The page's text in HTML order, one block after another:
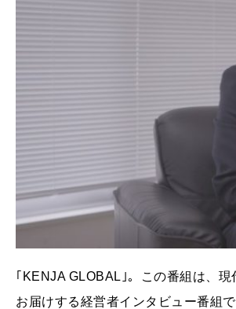
｢KENJA GLOBAL｣。この番組は、
お届けする経営者インタビュー番組で